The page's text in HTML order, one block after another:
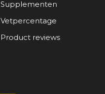
Supplementen
Vetpercentage
Product reviews